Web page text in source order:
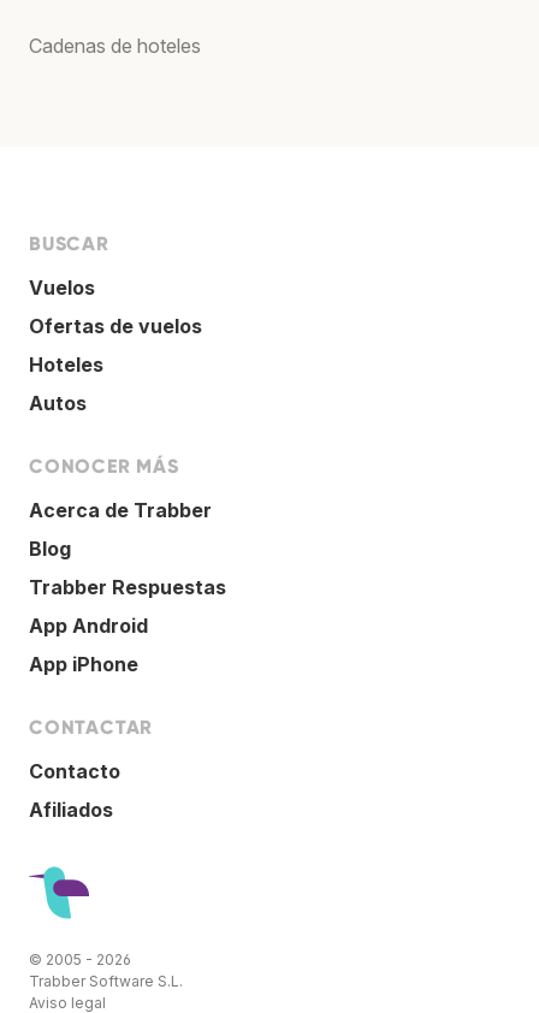
Cadenas de hoteles
BUSCAR
Vuelos
Ofertas de vuelos
Hoteles
Autos
CONOCER MÁS
Acerca de Trabber
Blog
Trabber Respuestas
App Android
App iPhone
CONTACTAR
Contacto
Afiliados
© 2005 - 2026
Trabber Software S.L.
Aviso legal